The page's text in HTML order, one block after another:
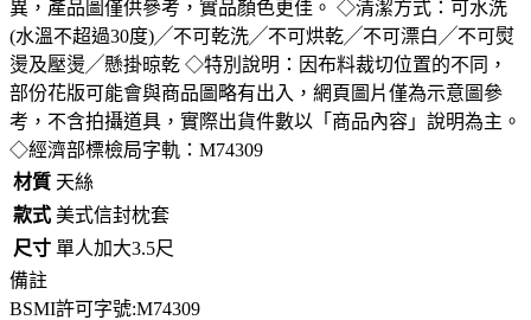
異，產品圖僅供參考，實品顏色更佳。 ◇清潔方式：可水洗
(水溫不超過30度)╱不可乾洗╱不可烘乾╱不可漂白╱不可熨
燙及壓燙╱懸掛晾乾 ◇特別說明：因布料裁切位置的不同，
部份花版可能會與商品圖略有出入，網頁圖片僅為示意圖參
考，不含拍攝道具，實際出貨件數以「商品內容」說明為主。
◇經濟部標檢局字軌：M74309
材質 天絲
款式 美式信封枕套
尺寸 單人加大3.5尺
備註
BSMI許可字號:M74309